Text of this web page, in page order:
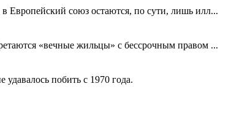
Европейский союз остаются, по сути, лишь илл...
«вечные жильцы» с бессрочным правом ...
побить с 1970 года.